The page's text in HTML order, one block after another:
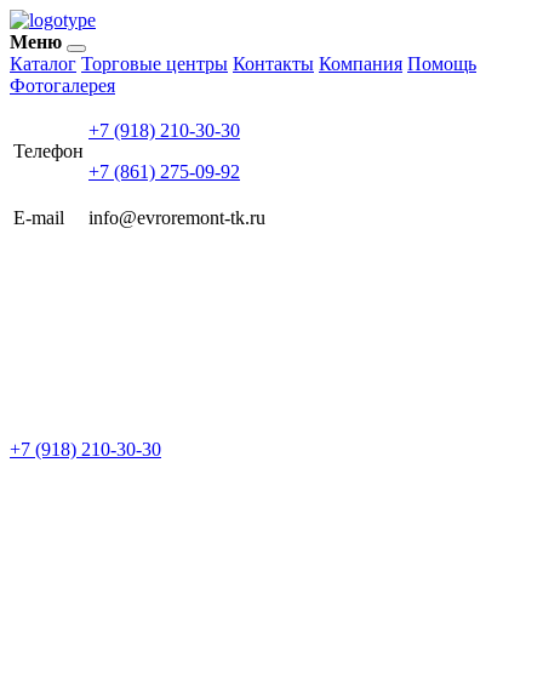
Меню
Каталог Торговые центры Контакты Компания Помощь
Фотогалерея
Телефон
+7 (918) 210-30-30
+7 (861) 275-09-92
E-mail info@evroremont-tk.ru
+7 (918) 210-30-30